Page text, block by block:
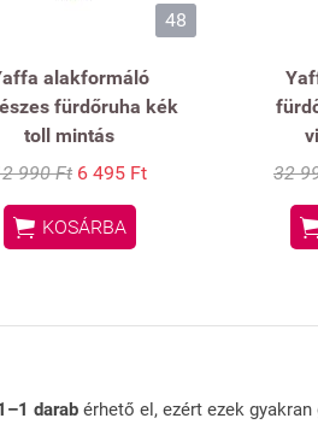
48
alakformáló
fürdőruha kék
toll mintás
990 Ft 6 495 Ft
 KOSÁRBA
32
darab érhető el, ezért ezek